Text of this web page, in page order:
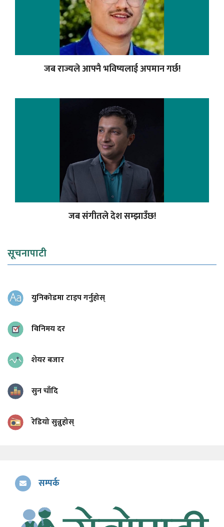
जब राज्यले आफ्नै भविष्यलाई अपमान गर्छ!
जब संगीतले देश सम्झाउँछ!
सूचनापाटी
युनिकोडमा टाइप गर्नुहोस्
विनिमय दर
शेयर बजार
सुन चाँदि
रेडियो सुन्नुहोस्
सम्पर्क